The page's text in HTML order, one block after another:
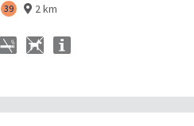
39  2 km